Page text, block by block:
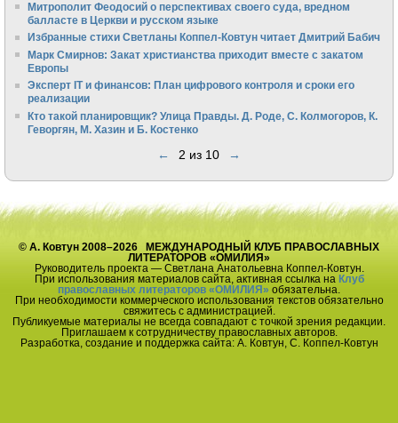
Митрополит Феодосий о перспективах своего суда, вредном
балласте в Церкви и русском языке
Избранные стихи Светланы Коппел-Ковтун читает Дмитрий Бабич
Марк Смирнов: Закат христианства приходит вместе с закатом
Европы
Эксперт IT и финансов: План цифрового контроля и сроки его
реализации
Кто такой планировщик? Улица Правды. Д. Роде, С. Колмогоров, К.
Геворгян, М. Хазин и Б. Костенко
← 2 из 10 →
© А. Ковтун 2008–2026 МЕЖДУНАРОДНЫЙ КЛУБ ПРАВОСЛАВНЫХ
ЛИТЕРАТОРОВ «ОМИЛИЯ»
Руководитель проекта — Светлана Анатольевна Коппел-Ковтун.
При использования материалов сайта, активная ссылка на Клуб
православных литераторов «ОМИЛИЯ» обязательна.
При необходимости коммерческого использования текстов обязательно
свяжитесь с администрацией.
Публикуемые материалы не всегда совпадают с точкой зрения редакции.
Приглашаем к сотрудничеству православных авторов.
Разработка, создание и поддержка сайта: А. Ковтун, С. Коппел-Ковтун